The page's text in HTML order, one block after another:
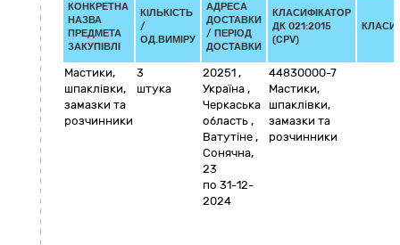
КОНКРЕТНА
НАЗВА
ПРЕДМЕТА
ЗАКУПІВЛІ
КІЛЬКІСТЬ
/
ОД.ВИМІРУ
АДРЕСА
ДОСТАВКИ
/ ПЕРІОД
ДОСТАВКИ
КЛАСИФІКАТОР
ДК 021:2015
(CPV)
Мастики,
шпаклівки,
замазки та
розчинники
3
штука
20251 ,
Україна ,
Черкаська
область ,
Ватутіне ,
Сонячна,
23
по 31-12-
2024
44830000-7
Мастики,
шпаклівки,
замазки та
розчинники